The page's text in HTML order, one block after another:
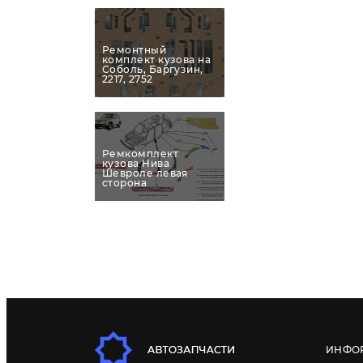
Ремонтный
комплект кузова на
Соболь, Баргузин,
2217, 2752
Ремкомплект
кузова Нива
Шевроле левая
сторона